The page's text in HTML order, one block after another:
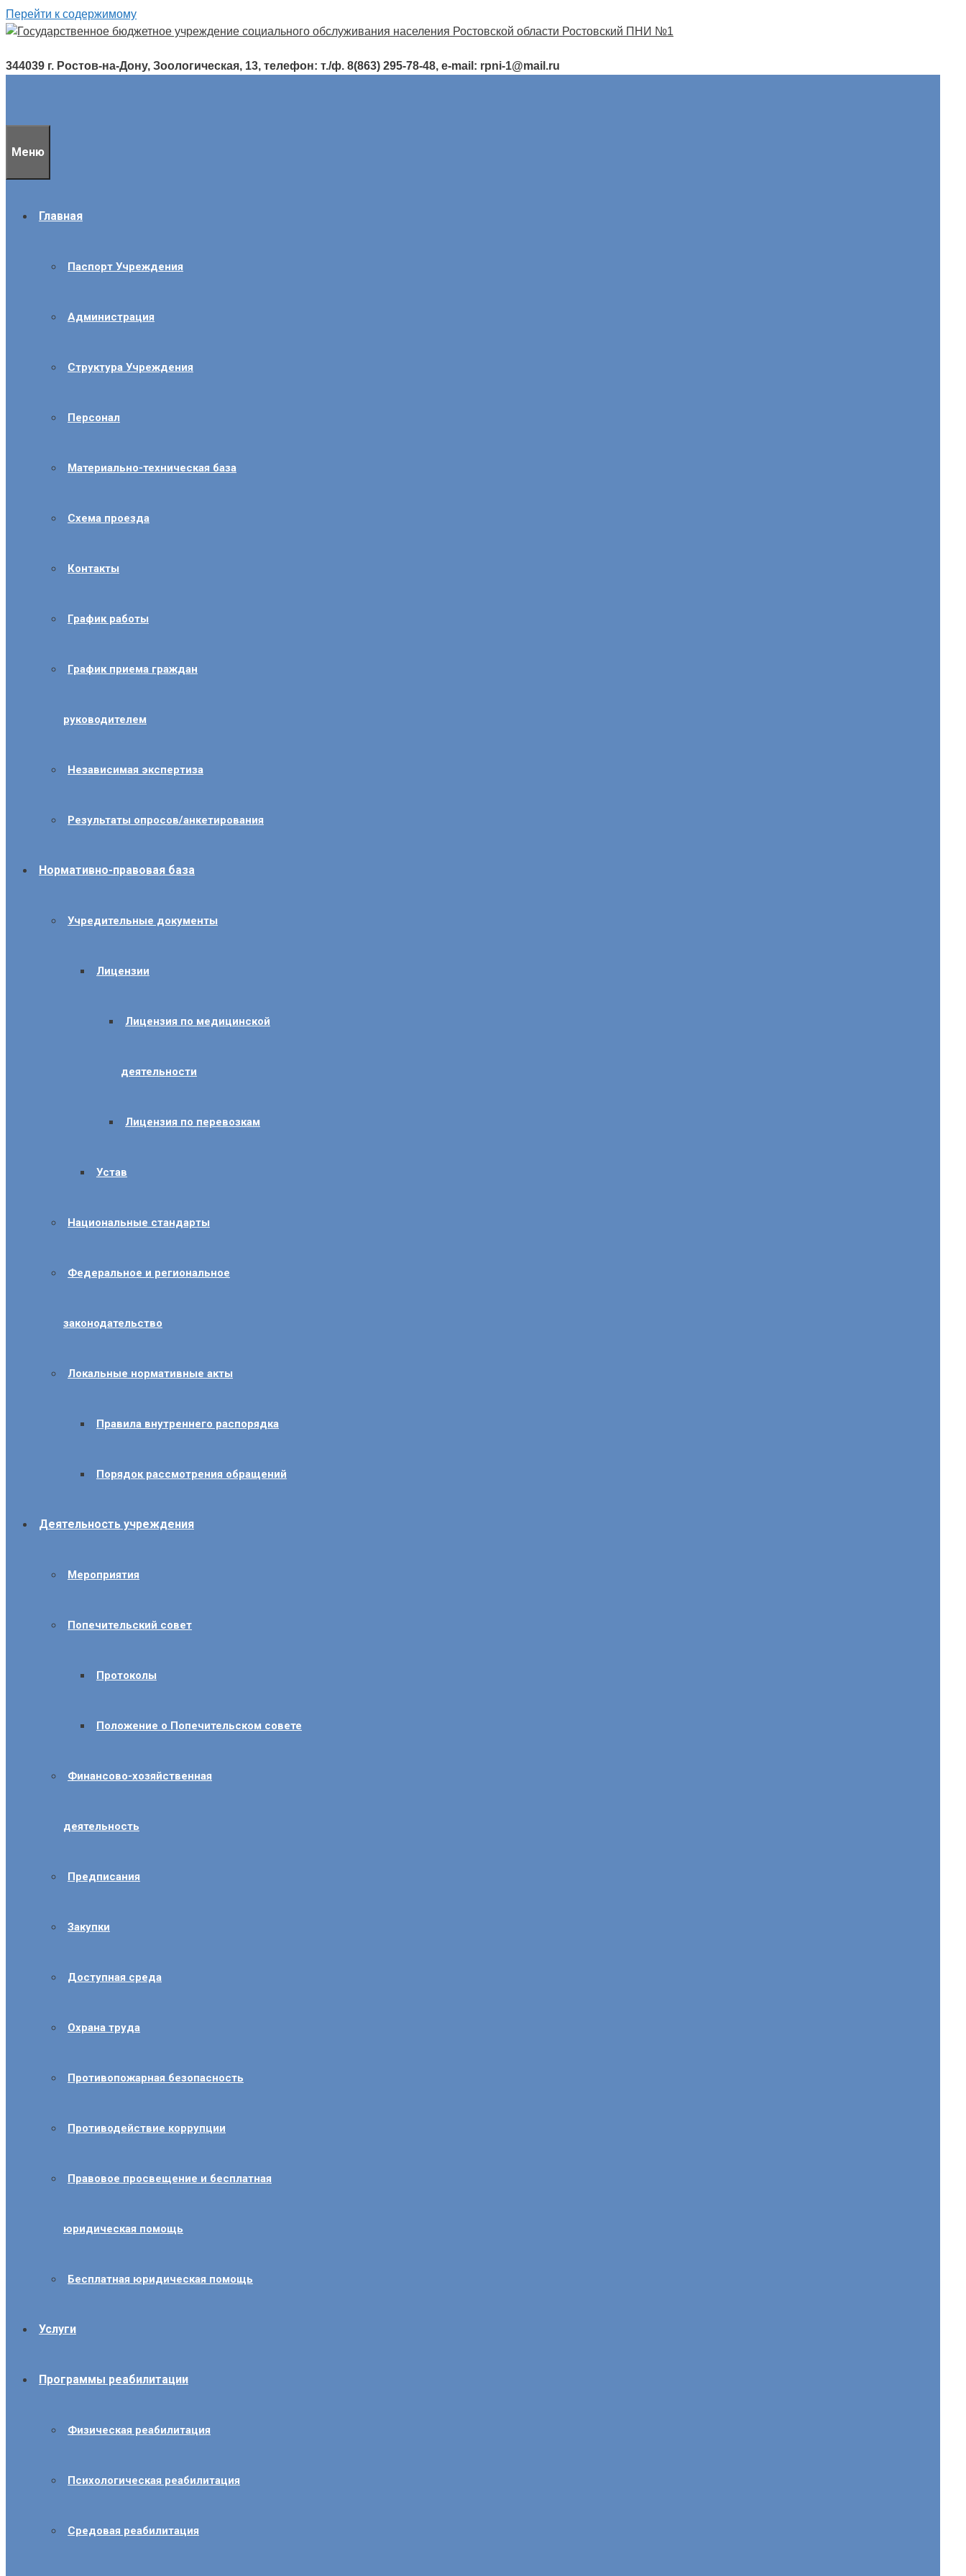
Перейти к содержимому
344039 г. Ростов-на-Дону, Зоологическая, 13, телефон: т./ф. 8(863) 295-78-48, e-mail: rpni-1@mail.ru
Меню
Главная
Паспорт Учреждения
Администрация
Структура Учреждения
Персонал
Материально-техническая база
Схема проезда
Контакты
График работы
График приема граждан
руководителем
Независимая экспертиза
Результаты опросов/анкетирования
Нормативно-правовая база
Учредительные документы
Лицензии
Лицензия по медицинской
деятельности
Лицензия по перевозкам
Устав
Национальные стандарты
Федеральное и региональное
законодательство
Локальные нормативные акты
Правила внутреннего распорядка
Порядок рассмотрения обращений
Деятельность учреждения
Мероприятия
Попечительский совет
Протоколы
Положение о Попечительском совете
Финансово-хозяйственная
деятельность
Предписания
Закупки
Доступная среда
Охрана труда
Противопожарная безопасность
Противодействие коррупции
Правовое просвещение и бесплатная
юридическая помощь
Бесплатная юридическая помощь
Услуги
Программы реабилитации
Физическая реабилитация
Психологическая реабилитация
Средовая реабилитация